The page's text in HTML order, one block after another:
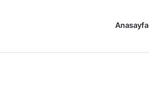
Anasayfa